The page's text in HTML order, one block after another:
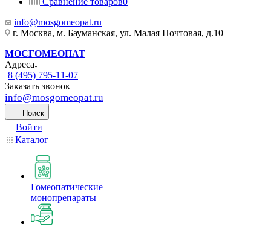
info@mosgomeopat.ru
г. Москва, м. Бауманская, ул. Малая Почтовая, д.10
МОСГОМЕОПАТ
Адреса
8 (495) 795-11-07
Заказать звонок
info@mosgomeopat.ru
Поиск
Войти
Каталог
Гомеопатические
монопрепараты